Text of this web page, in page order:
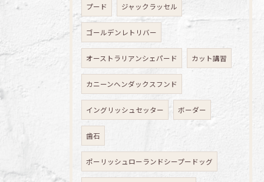
プード ジャックラッセル
ゴールデンレトリバー
オーストラリアンシェパード カット講習
カニーンヘンダックスフンド
イングリッシュセッター ボーダー
歯石
ポーリッシュローランドシープードッグ